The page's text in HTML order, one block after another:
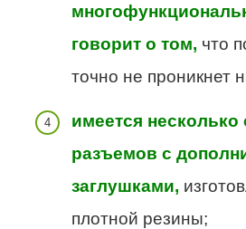
говорит о том, что
точно не проникнет
имеется
разъемов с
заглушками,
плотной резины;